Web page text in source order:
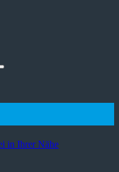
in Ihrer Nähe